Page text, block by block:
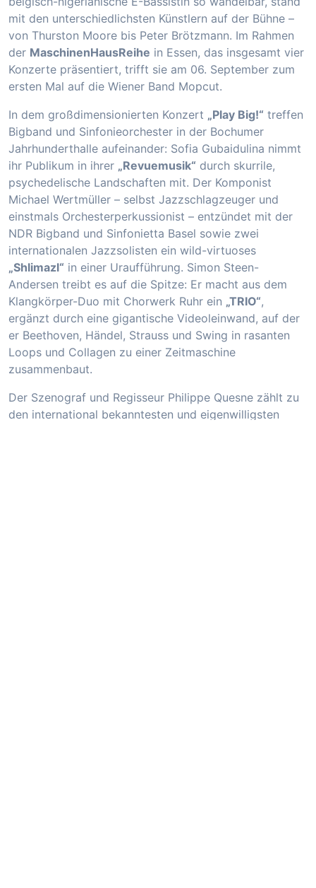
mit den unterschiedlichsten Künstlern auf der Bühne –
von Thurston Moore bis Peter Brötzmann. Im Rahmen
der MaschinenHausReihe in Essen, das insgesamt vier
Konzerte präsentiert, trifft sie am 06. September zum
ersten Mal auf die Wiener Band Mopcut.
In dem großdimensionierten Konzert „Play Big!“ treffen
Bigband und Sinfonieorchester in der Bochumer
Jahrhunderthalle aufeinander: Sofia Gubaidulina nimmt
ihr Publikum in ihrer „Revuemusik“ durch skurrile,
psychedelische Landschaften mit. Der Komponist
Michael Wertmüller – selbst Jazzschlagzeuger und
einstmals Orchesterperkussionist – entzündet mit der
NDR Bigband und Sinfonietta Basel sowie zwei
internationalen Jazzsolisten ein wild-virtuoses
„Shlimazl“ in einer Uraufführung. Simon Steen-
Andersen treibt es auf die Spitze: Er macht aus dem
Klangkörper-Duo mit Chorwerk Ruhr ein „TRIO“,
ergänzt durch eine gigantische Videoleinwand, auf der
er Beethoven, Händel, Strauss und Swing in rasanten
Loops und Collagen zu einer Zeitmaschine
zusammenbaut.
Der Szenograf und Regisseur Philippe Quesne zählt zu
den international bekanntesten und eigenwilligsten